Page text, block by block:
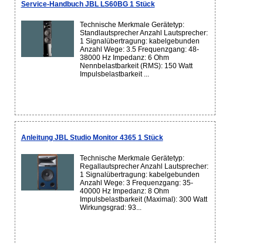
Service-Handbuch JBL LS60BG 1 Stück
Technische Merkmale Gerätetyp:
Standlautsprecher Anzahl Lautsprecher:
1 Signalübertragung: kabelgebunden
Anzahl Wege: 3.5 Frequenzgang: 48-
38000 Hz Impedanz: 6 Ohm
Nennbelastbarkeit (RMS): 150 Watt
Impulsbelastbarkeit ...
Anleitung JBL Studio Monitor 4365 1 Stück
Technische Merkmale Gerätetyp:
Regallautsprecher Anzahl Lautsprecher:
1 Signalübertragung: kabelgebunden
Anzahl Wege: 3 Frequenzgang: 35-
40000 Hz Impedanz: 8 Ohm
Impulsbelastbarkeit (Maximal): 300 Watt
Wirkungsgrad: 93...